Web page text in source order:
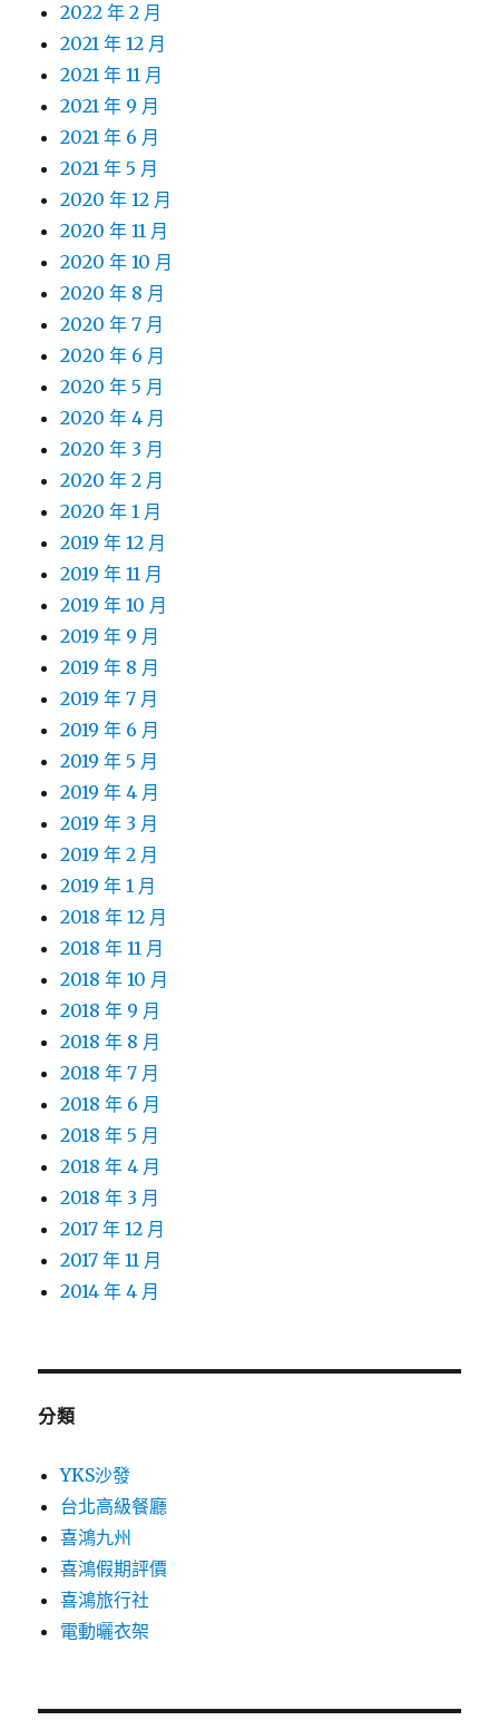
2022 年 2 月
2021 年 12 月
2021 年 11 月
2021 年 9 月
2021 年 6 月
2021 年 5 月
2020 年 12 月
2020 年 11 月
2020 年 10 月
2020 年 8 月
2020 年 7 月
2020 年 6 月
2020 年 5 月
2020 年 4 月
2020 年 3 月
2020 年 2 月
2020 年 1 月
2019 年 12 月
2019 年 11 月
2019 年 10 月
2019 年 9 月
2019 年 8 月
2019 年 7 月
2019 年 6 月
2019 年 5 月
2019 年 4 月
2019 年 3 月
2019 年 2 月
2019 年 1 月
2018 年 12 月
2018 年 11 月
2018 年 10 月
2018 年 9 月
2018 年 8 月
2018 年 7 月
2018 年 6 月
2018 年 5 月
2018 年 4 月
2018 年 3 月
2017 年 12 月
2017 年 11 月
2014 年 4 月
分類
YKS沙發
台北高級餐廳
喜鴻九州
喜鴻假期評價
喜鴻旅行社
電動曬衣架